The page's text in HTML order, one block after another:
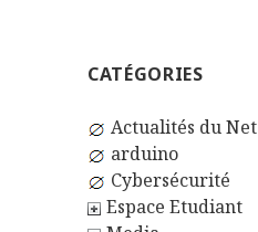
CATÉGORIES
Actualités du Net
arduino
Cybersécurité
Espace Etudiant